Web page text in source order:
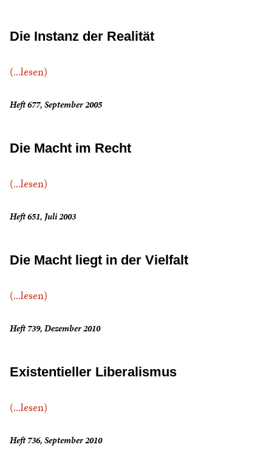
Die Instanz der Realität
(...lesen)
Heft 677, September 2005
Die Macht im Recht
(...lesen)
Heft 651, Juli 2003
Die Macht liegt in der Vielfalt
(...lesen)
Heft 739, Dezember 2010
Existentieller Liberalismus
(...lesen)
Heft 736, September 2010